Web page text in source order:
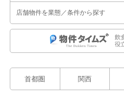
店舗物件を業態／条件から探す
首都圏 関西